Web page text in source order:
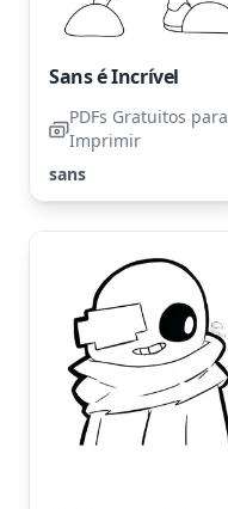
Sans é Incrível
PDFs Gratuitos para
Imprimir
sans